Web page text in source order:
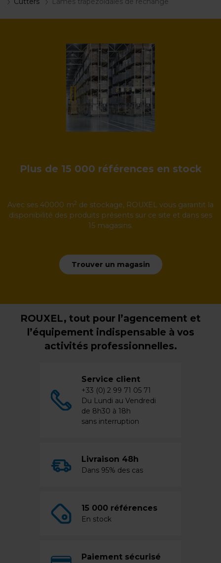
Plus de 15 000 références en stock
Avec ses 40000 m2 de stockage, ROUXEL vous garantit la
disponibilité des produits présents sur ce site et dans ses
15 magasins.
Trouver un magasin
ROUXEL, tout pour l’agencement et
l’équipement indispensable à vos
activités professionnelles.
Service client
+33 (0) 2 99 71 05 71
Du Lundi au Vendredi
de 8h30 à 18h
sans interruption
Livraison 48h
Dans 95% des cas
15 000 références
En stock
Paiement sécurisé